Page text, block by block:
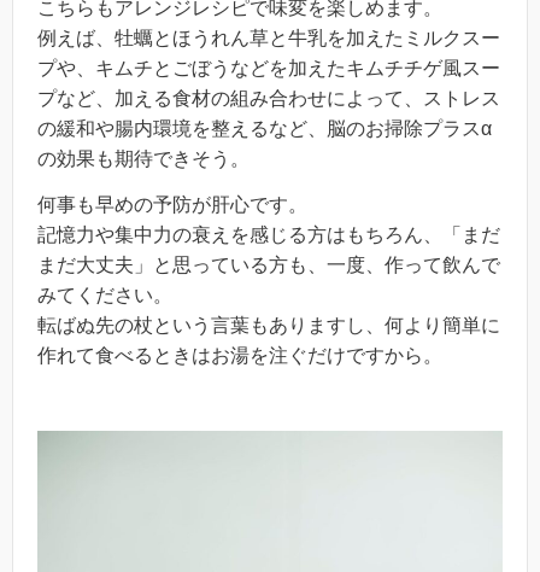
こちらもアレンジレシピで味変を楽しめます。
例えば、牡蠣とほうれん草と牛乳を加えたミルクスー
プや、キムチとごぼうなどを加えたキムチチゲ風スー
プなど、加える食材の組み合わせによって、ストレス
の緩和や腸内環境を整えるなど、脳のお掃除プラスα
の効果も期待できそう。
何事も早めの予防が肝心です。
記憶力や集中力の衰えを感じる方はもちろん、「まだ
まだ大丈夫」と思っている方も、一度、作って飲んで
みてください。
転ばぬ先の杖という言葉もありますし、何より簡単に
作れて食べるときはお湯を注ぐだけですから。